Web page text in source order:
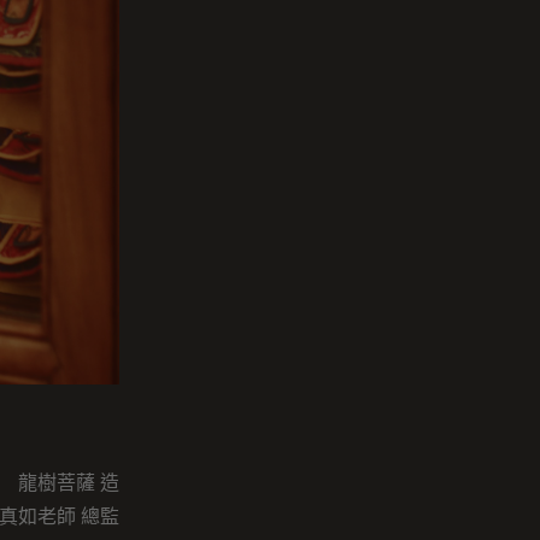
龍樹菩薩 造
如老師 總監